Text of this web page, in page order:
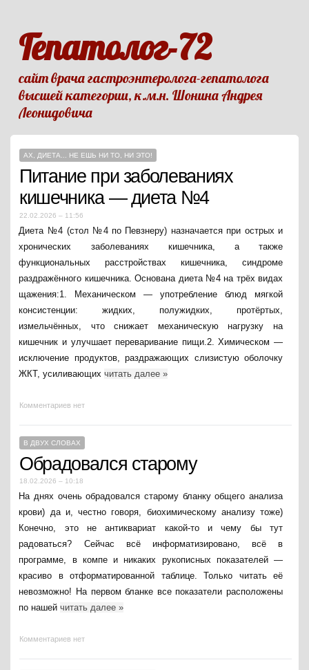
Гепатолог-72
сайт врача гастроэнтеролога-гепатолога
высшей категории, к.м.н. Шонина Андрея
Леонидовича
АХ, ДИЕТА... НЕ ЕШЬ НИ ТО, НИ ЭТО!
Питание при заболеваниях
кишечника — диета №4
22.02.2026 – 11:56
Диета №4 (стол №4 по Певзнеру) назначается при острых и
хронических заболеваниях кишечника, а также
функциональных расстройствах кишечника, синдроме
раздражённого кишечника. Основана диета №4 на трёх видах
щажения:1. Механическом — употребление блюд мягкой
консистенции: жидких, полужидких, протёртых,
измельчённых, что снижает механическую нагрузку на
кишечник и улучшает переваривание пищи.2. Химическом —
исключение продуктов, раздражающих слизистую оболочку
ЖКТ, усиливающихчитать далее»
Комментариев нет
В ДВУХ СЛОВАХ
Обрадовался старому
18.02.2026 – 10:18
На днях очень обрадовался старому бланку общего анализа
крови) да и, честно говоря, биохимическому анализу тоже)
Конечно, это не антиквариат какой-то и чему бы тут
радоваться? Сейчас всё информатизировано, всё в
программе, в компе и никаких рукописных показателей —
красиво в отформатированной таблице. Только читать её
невозможно! На первом бланке все показатели расположены
по нашейчитать далее»
Комментариев нет